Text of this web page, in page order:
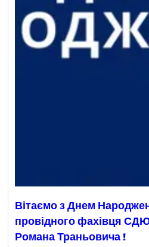
Вітаємо з Днем
провідного фахівця
Романа Траньовича !